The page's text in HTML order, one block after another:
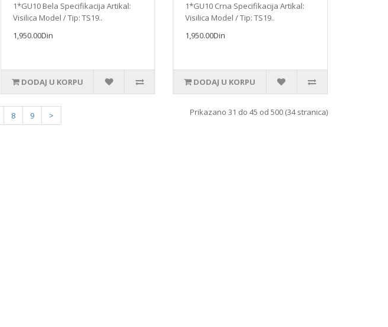
1*GU10 Bela Specifikacija Artikal:
Visilica Model / Tip: TS19..
1,950.00Din
DODAJ U KORPU
1*GU10 Crna Specifikacija Artikal:
Visilica Model / Tip: TS19..
1,950.00Din
DODAJ U KORPU
8 9
>
Prikazano 31 do 45 od 500 (34 stranica)